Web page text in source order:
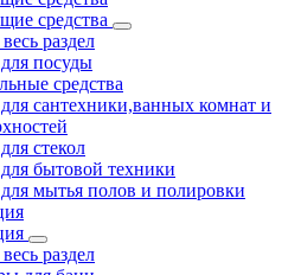
средства
раздел
посуды
средства
сантехники,ванных комнат и
стекол
бытовой техники
мытья полов и полировки
раздел